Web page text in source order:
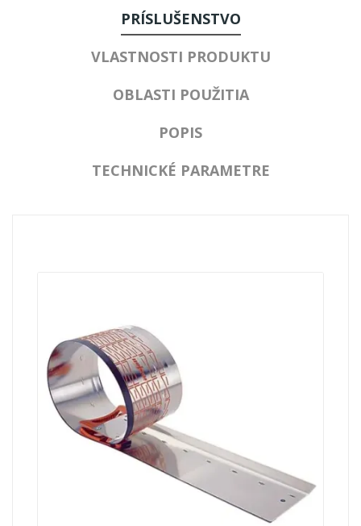
PRÍSLUŠENSTVO
VLASTNOSTI PRODUKTU
OBLASTI POUŽITIA
POPIS
TECHNICKÉ PARAMETRE